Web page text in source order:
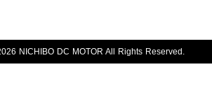
NICHIBO DC MOTOR All Rights Reserved.